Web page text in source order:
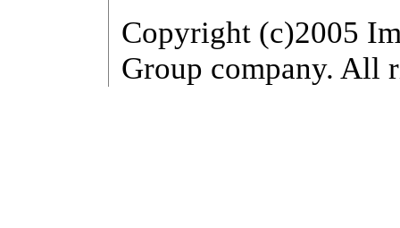
Copyright (c)2005
Group company. All